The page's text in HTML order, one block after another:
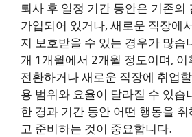
퇴사 후 일정 기간 동안은 기존의
가입되어 있거나, 새로운 직장에
지 보호받을 수 있는 경우가 많습
개 1개월에서 2개월 정도이며,
전환하거나 새로운 직장에 취업
용 범위와 요율이 달라질 수 있습
한 경과 기간 동안 어떤 행동을
고 준비하는 것이 중요합니다.